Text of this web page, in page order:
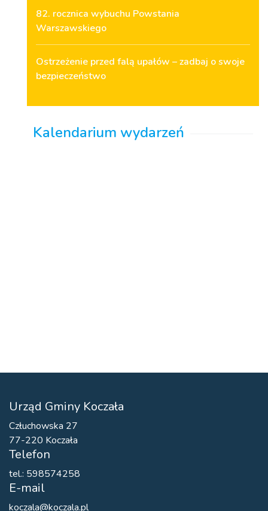
82. rocznica wybuchu Powstania
Warszawskiego
Ostrzeżenie przed falą upałów – zadbaj o swoje
bezpieczeństwo
Kalendarium wydarzeń
Urząd Gminy Koczała
Człuchowska 27
77-220 Koczała
Telefon
tel.: 598574258
E-mail
koczala@koczala.pl